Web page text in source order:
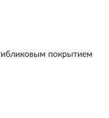
покрытием